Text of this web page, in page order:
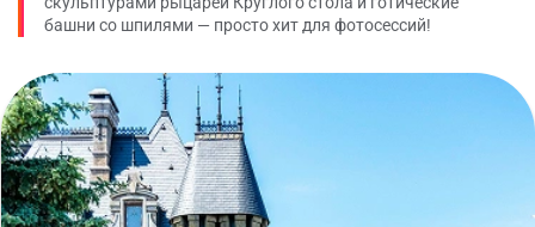
башни со шпилями — просто хит для фотосессий!